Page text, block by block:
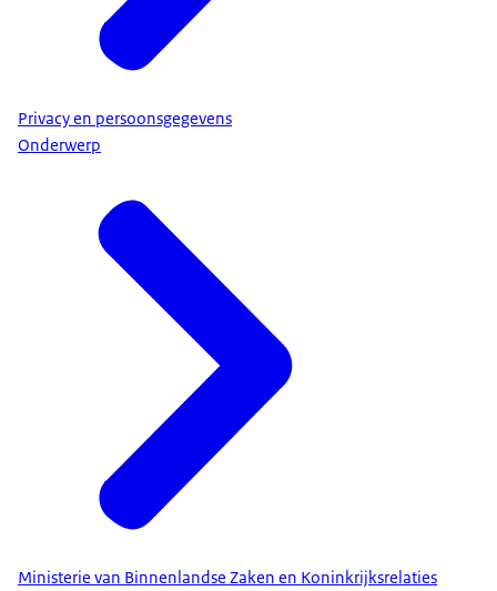
Privacy en persoonsgegevens
Onderwerp
Ministerie van Binnenlandse Zaken en Koninkrijksrelaties